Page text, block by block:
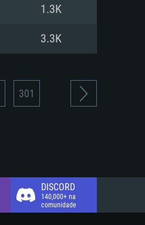
1.3K
3.3K
301
DISCORD
140,000+ na
comunidade